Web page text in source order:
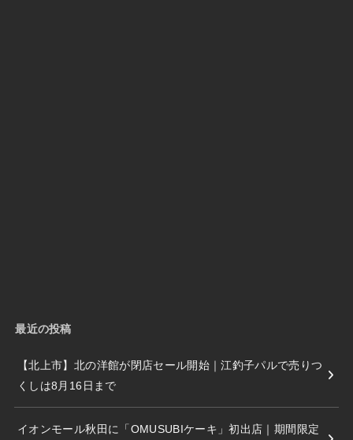
最近の投稿
【北上市】北の洋館が閉店セール開始｜江釣子パルで売りつ
くしは8月16日まで
イオンモール秋田に「OMUSUBIケーキ」初出店｜期間限定